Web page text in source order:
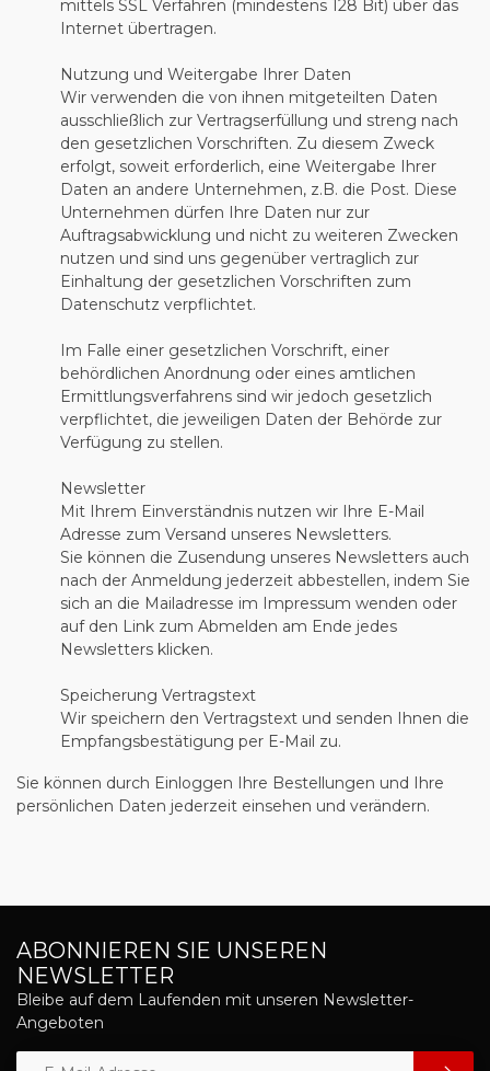
mittels SSL Verfahren (mindestens 128 Bit) über das
Internet übertragen.
Nutzung und Weitergabe Ihrer Daten
Wir verwenden die von ihnen mitgeteilten Daten
ausschließlich zur Vertragserfüllung und streng nach
den gesetzlichen Vorschriften. Zu diesem Zweck
erfolgt, soweit erforderlich, eine Weitergabe Ihrer
Daten an andere Unternehmen, z.B. die Post. Diese
Unternehmen dürfen Ihre Daten nur zur
Auftragsabwicklung und nicht zu weiteren Zwecken
nutzen und sind uns gegenüber vertraglich zur
Einhaltung der gesetzlichen Vorschriften zum
Datenschutz verpflichtet.
Im Falle einer gesetzlichen Vorschrift, einer
behördlichen Anordnung oder eines amtlichen
Ermittlungsverfahrens sind wir jedoch gesetzlich
verpflichtet, die jeweiligen Daten der Behörde zur
Verfügung zu stellen.
Newsletter
Mit Ihrem Einverständnis nutzen wir Ihre E-Mail
Adresse zum Versand unseres Newsletters.
Sie können die Zusendung unseres Newsletters auch
nach der Anmeldung jederzeit abbestellen, indem Sie
sich an die Mailadresse im Impressum wenden oder
auf den Link zum Abmelden am Ende jedes
Newsletters klicken.
Speicherung Vertragstext
Wir speichern den Vertragstext und senden Ihnen die
Empfangsbestätigung per E-Mail zu.
Sie können durch Einloggen Ihre Bestellungen und Ihre
persönlichen Daten jederzeit einsehen und verändern.
ABONNIEREN SIE UNSEREN
NEWSLETTER
Bleibe auf dem Laufenden mit unseren Newsletter-
Angeboten